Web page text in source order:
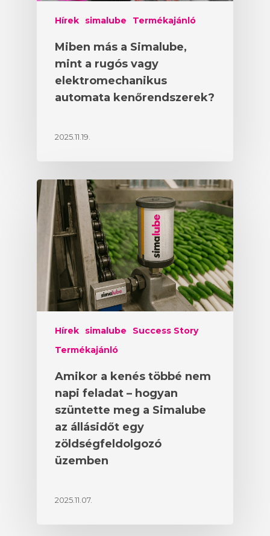
Hírek simalube Termékajánló
Miben más a Simalube,
mint a rugós vagy
elektromechanikus
automata kenőrendszerek?
2025.11.19.
Hírek simalube
Success Story
Termékajánló
Amikor a kenés többé nem
napi feladat – hogyan
szüntette meg a Simalube
az állásidőt egy
zöldségfeldolgozó
üzemben
2025.11.07.